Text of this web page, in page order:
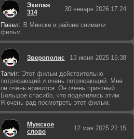
Экипаж
314
30 января 2026 17:24
Павел: В Минске и районе снимали
фильм.
Зверополис 13 июня 2025 15:38
Tanvir: Этот фильм действительно
потрясающий и очень потрясающий. Мне
он очень нравится. Он очень приятный.
Большое спасибо, что поделились этим.
Я очень рад посмотреть этот фильм.
Мужское
слово
12 мая 2025 22:15